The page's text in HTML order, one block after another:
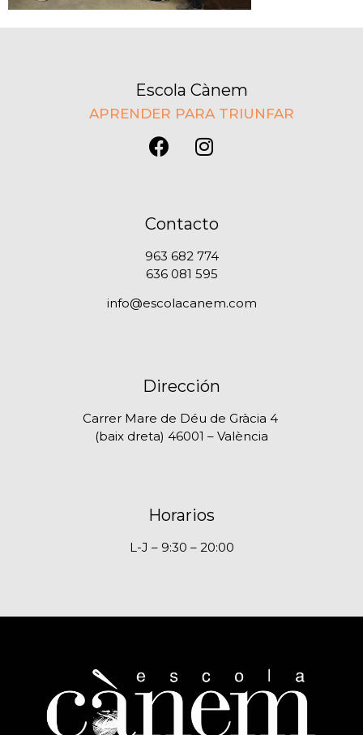
Escola Cànem
APRENDER PARA TRIUNFAR
Contacto
963 682 774
636 081 595
info@escolacanem.com
Dirección
Carrer Mare de Déu de Gràcia 4
(baix dreta) 46001 – València
Horarios
L-J – 9:30 – 20:00